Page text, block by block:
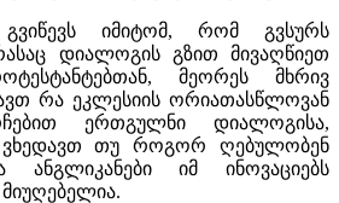
იმიტომ, რომ გვსურს
დიალოგის გზით მივაღწიეთ
მეორეს მხრივ
რა ეკლესიის ორიათასწლოვან
ერთგულნი დიალოგისა,
ვხედავთ თუ როგორ ღებულობენ
ანგლიკანები იმ ინოვაციებს